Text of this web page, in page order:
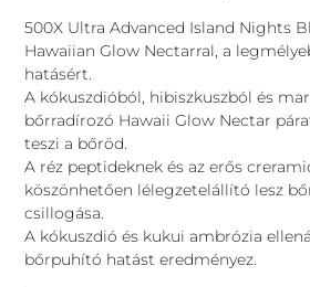
500X Ultra Advanced Island Nights
Hawaiian Glow Nectarral, a
hatásért.
A kókuszdióból, hibiszkuszból és
bőrradírozó Hawaii Glow Nectar
teszi a bőröd.
A réz peptideknek és az erős
köszönhetően lélegzetelállító lesz
csillogása.
A kókuszdió és kukui ambrózia
bőrpuhító hatást eredményez.